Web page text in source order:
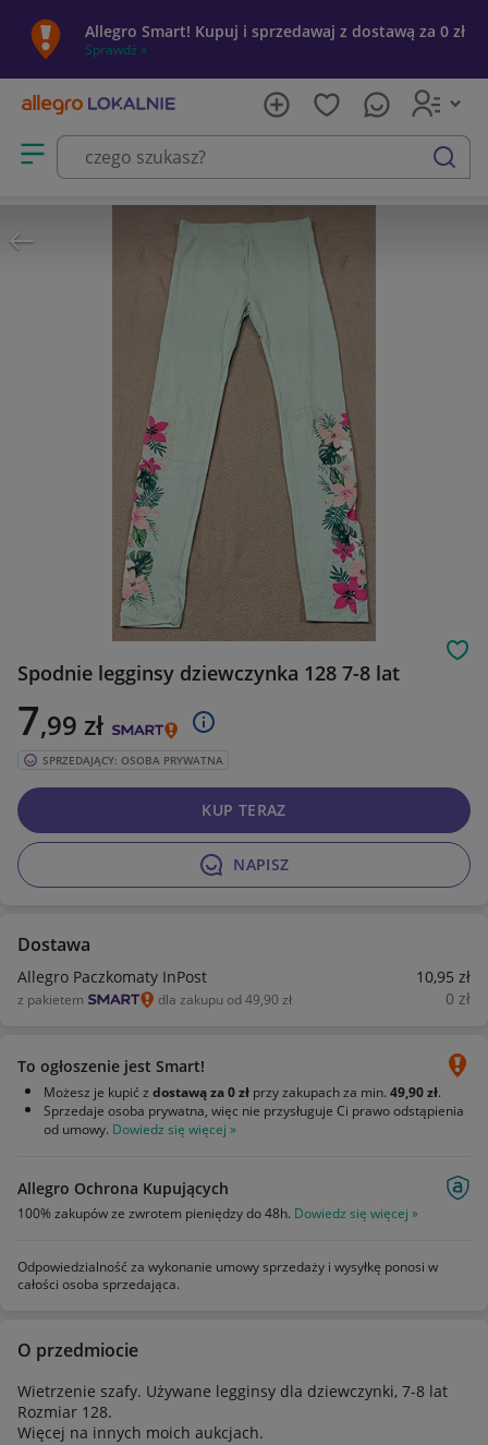
Allegro Smart! Kupuj i sprzedawaj z dostawą za 0 zł
Sprawdź »
Otwórz menu z kategoriami
szukaj
Spodnie legginsy dziewczynka 128 7-8 lat
7,99 zł
SPRZEDAJĄCY: OSOBA PRYWATNA
NAPISZ
KUP TERAZ
Dostawa
Allegro Paczkomaty InPost 10,95 zł
z pakietem dla zakupu od 49,90 zł 0 zł
To ogłoszenie jest Smart!
Możesz je kupić z dostawą za 0 zł przy zakupach za min. 49,90 zł.
Sprzedaje osoba prywatna, więc nie przysługuje Ci prawo odstąpienia
od umowy. Dowiedz się więcej »
Allegro Ochrona Kupujących
100% zakupów ze zwrotem pieniędzy do 48h. Dowiedz się więcej »
Odpowiedzialność za wykonanie umowy sprzedaży i wysyłkę ponosi w
całości osoba sprzedająca.
O przedmiocie
Wietrzenie szafy. Używane legginsy dla dziewczynki, 7-8 lat
Rozmiar 128.
Więcej na innych moich aukcjach.